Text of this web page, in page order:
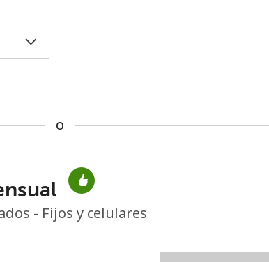
No se ha creado una contraseña
o
- Fijos y celulares